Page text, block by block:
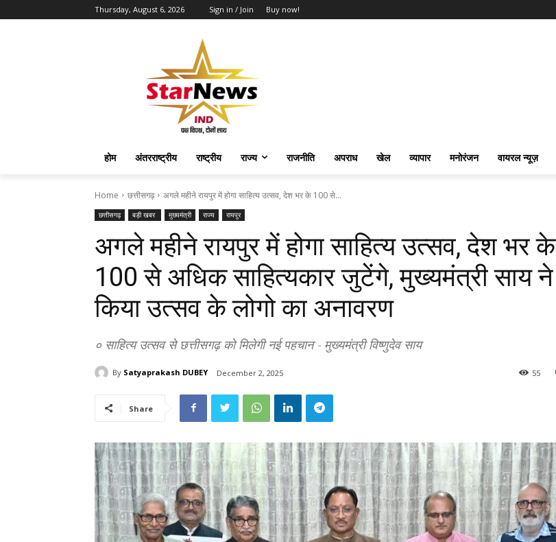
Thursday, August 6, 2026 Sign in / Join Buy now!
होम अंतरराष्ट्रीय राष्ट्रीय राज्य राजनीति अपराध खेल व्यापार मनोरंजन वायरल न्यूज़
Home छत्तीसगढ़ अगले महीने रायपुर में होगा साहित्य उत्सव, देश भर के 100 से...
छत्तीसगढ़ बड़ी खबर मुख्यमंत्री राज्य रायपुर
अगले महीने रायपुर में होगा साहित्य उत्सव, देश भर के
100 से अधिक साहित्यकार जुटेंगे, मुख्यमंत्री साय ने
किया उत्सव के लोगो का अनावरण
० साहित्य उत्सव से छत्तीसगढ़ को मिलेगी नई पहचान - मुख्यमंत्री विष्णुदेव साय
By Satyaprakash DUBEY December 2, 2025 55
Share